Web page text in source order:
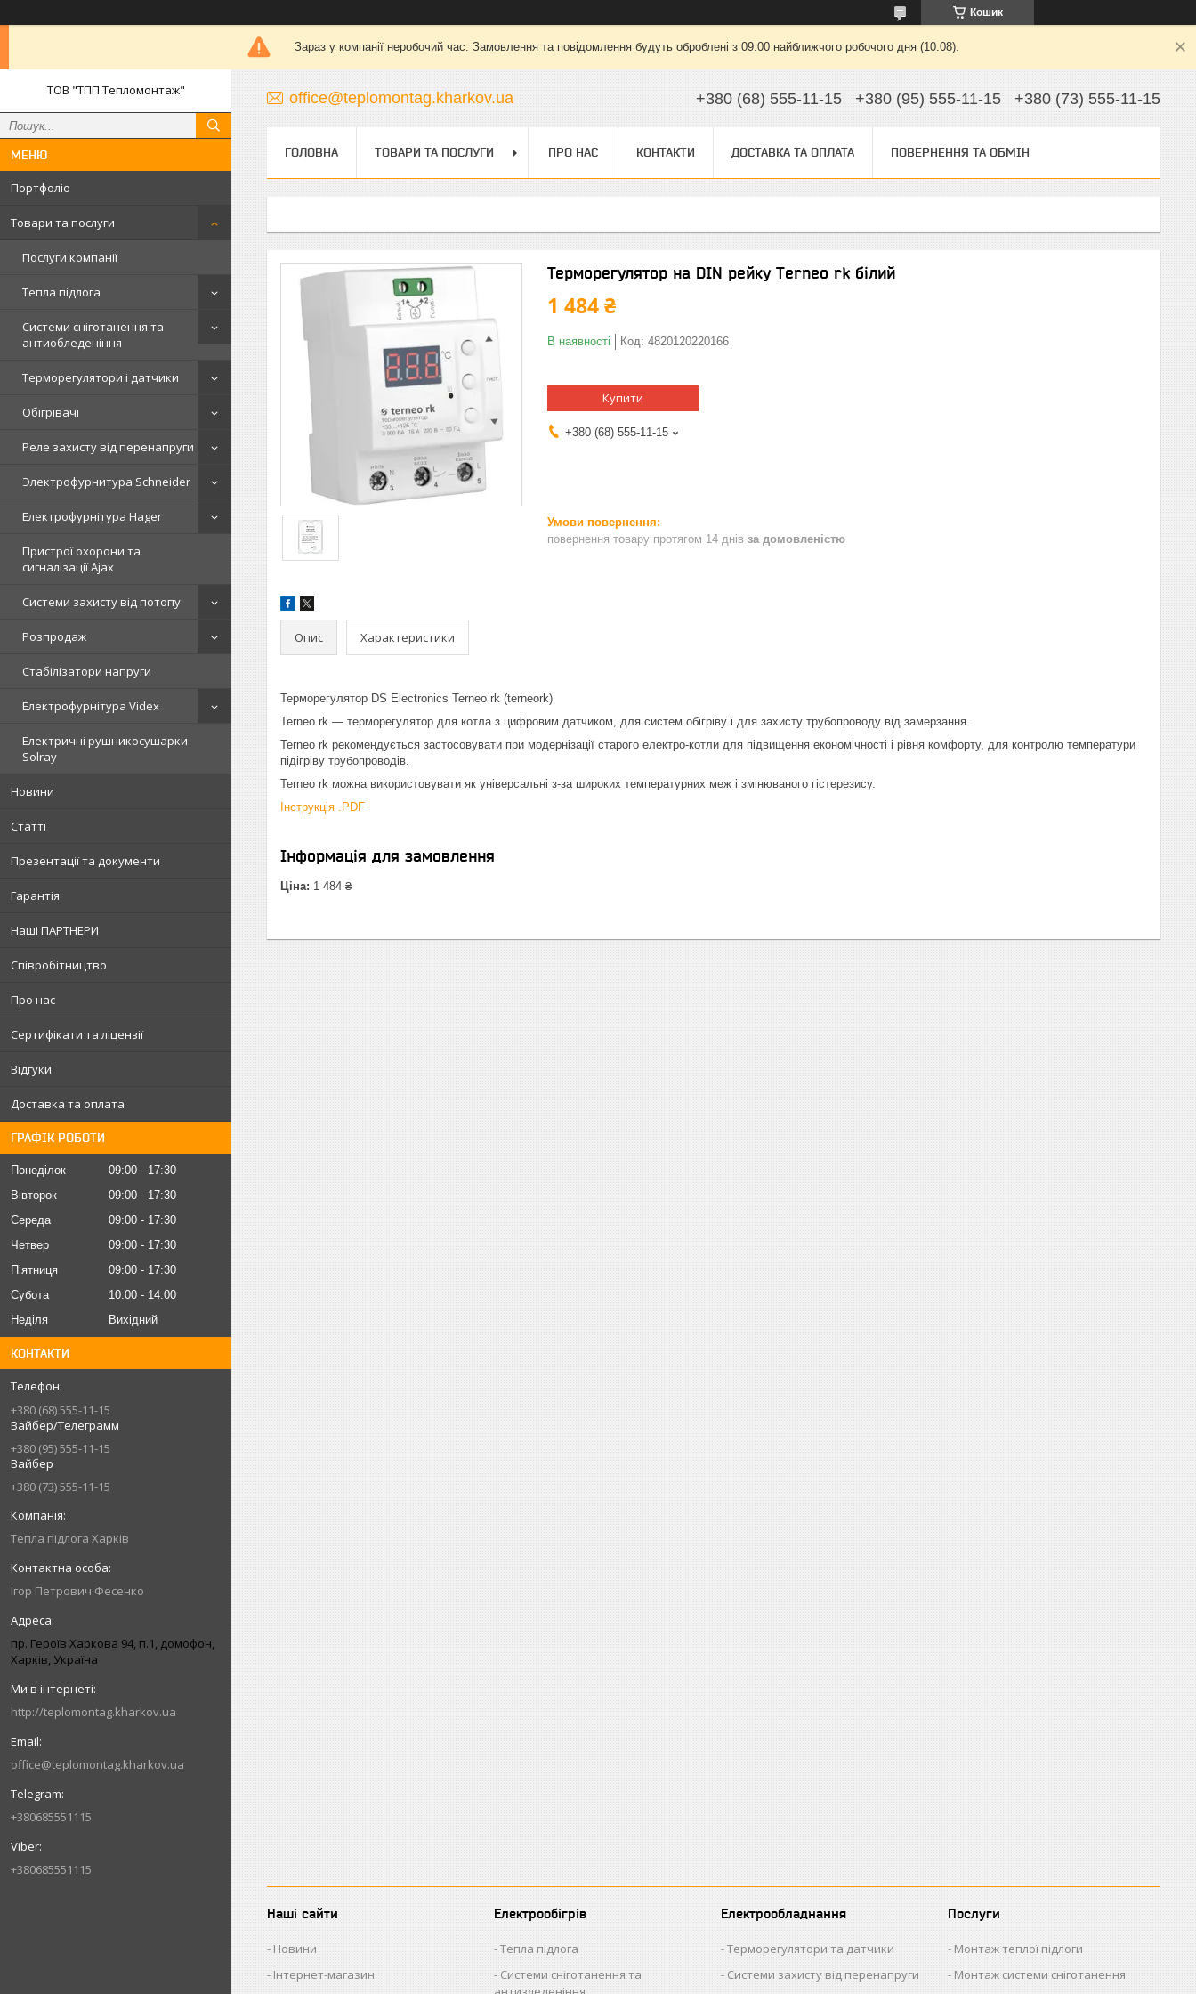
Кошик
Зараз у компанії неробочий час. Замовлення та повідомлення будуть оброблені з 09:00 найближчого робочого дня (10.08).
ТОВ "ТПП Тепломонтаж"
Портфоліо
Товари та послуги
Послуги компанії
Тепла підлога
Системи сніготанення та
антиобледеніння
Терморегулятори і датчики
Обігрівачі
Реле захисту від перенапруги
Электрофурнитура Schneider
Електрофурнітура Hager
Пристрої охорони та
сигналізації Ajax
Системи захисту від потопу
Розпродаж
Стабілізатори напруги
Електрофурнітура Videx
Електричні рушникосушарки
Solray
Новини
Статті
Презентації та документи
Гарантія
Наші ПАРТНЕРИ
Співробітництво
Про нас
Сертифікати та ліцензії
Відгуки
Доставка та оплата
ГРАФІК РОБОТИ
Понеділок 09:00
17:30
Вівторок
09:00
17:30
Середа
09:00
17:30
Четвер
09:00
17:30
Пʼятниця
09:00
17:30
Субота
10:00
14:00
Неділя
Вихідний
КОНТАКТИ
+380 (68) 555-11-15
Вайбер/Телеграмм
+380 (95) 555-11-15
Вайбер
+380 (73) 555-11-15
Тепла підлога Харків
Iгор Петрович Фесенко
пр. Героїв Харкова 94, п.1, домофон,
Харків, Україна
http://teplomontag.kharkov.ua
office@teplomontag.kharkov.ua
+380685551115
+380685551115
office@teplomontag.kharkov.ua +380 (68) 555-11-15 +380 (95) 555-11-15 +380 (73) 555-11-15
ГОЛОВНА ТОВАРИ ТА ПОСЛУГИ ПРО НАС КОНТАКТИ ДОСТАВКА ТА ОПЛАТА ПОВЕРНЕННЯ ТА ОБМІН
Терморегулятор на DIN рейку Terneo rk білий
1 484 ₴
В наявності Код: 4820120220166
Купити
+380 (68) 555-11-15
повернення товару протягом 14 днів за домовленістю
Опис Характеристики
Терморегулятор DS Electronics Terneo rk (terneork)
Terneo rk ― терморегулятор для котла з цифровим датчиком, для систем обігріву і для захисту трубопроводу від замерзання.
Terneo rk рекомендується застосовувати при модернізації старого електро-котли для підвищення економічності і рівня комфорту, для контролю температури
підігріву трубопроводів.
Terneo rk можна використовувати як універсальні з-за широких температурних меж і змінюваного гістерезису.
Інструкція .PDF
Інформація для замовлення
Ціна: 1 484 ₴
Наші сайти
Новини
Інтернет-магазин
Електрообігрів
Тепла підлога
Системи сніготанення та
Електрообладнання
Терморегулятори та датчики
Системи захисту від перенапруги
Послуги
Монтаж теплої підлоги
Монтаж системи сніготанення